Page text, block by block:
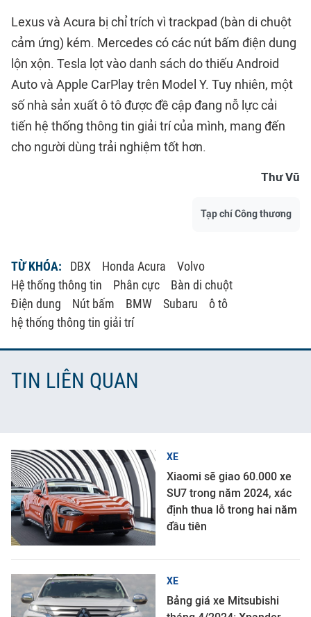
Lexus và Acura bị chỉ trích vì trackpad (bàn di chuột
cảm ứng) kém. Mercedes có các nút bấm điện dung
lộn xộn. Tesla lọt vào danh sách do thiếu Android
Auto và Apple CarPlay trên Model Y. Tuy nhiên, một
số nhà sản xuất ô tô được đề cập đang nỗ lực cải
tiến hệ thống thông tin giải trí của mình, mang đến
cho người dùng trải nghiệm tốt hơn.
Thư Vũ
Tạp chí Công thương
TỪ KHÓA: DBX Honda Acura
Volvo
Hệ thống thông tin
Phân cực
Bàn di chuột
Điện dung
Nút bấm BMW Subaru
ô tô
hệ thống thông tin giải trí
TIN LIÊN QUAN
XE
Xiaomi sẽ giao 60.000 xe
SU7 trong năm 2024, xác
định thua lỗ trong hai năm
đầu tiên
XE
Bảng giá xe Mitsubishi